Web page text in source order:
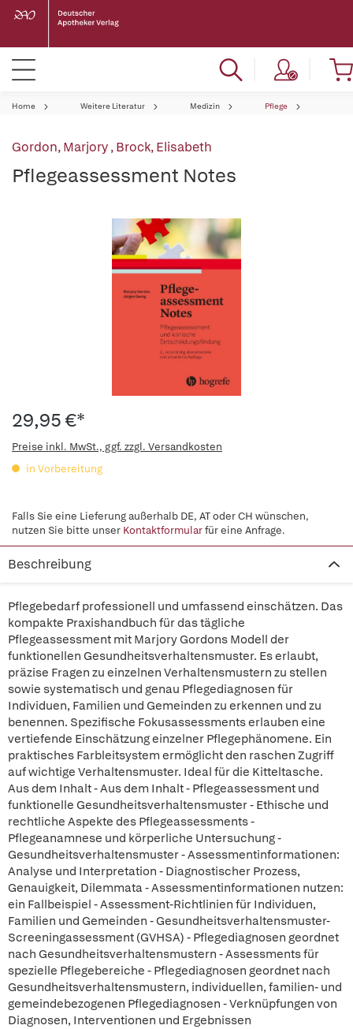
Home Weitere Literatur Medizin Pflege
Gordon, Marjory,Brock, Elisabeth
Pflegeassessment Notes
29,95 €*
Preise inkl. MwSt., ggf. zzgl. Versandkosten
in Vorbereitung
Falls Sie eine Lieferung außerhalb DE, AT oder CH wünschen,
nutzen Sie bitte unser Kontaktformularfür eine Anfrage.
Beschreibung
Pflegebedarf professionell und umfassend einschätzen. Das
kompakte Praxishandbuch für das tägliche
Pflegeassessment mit Marjory Gordons Modell der
funktionellen Gesundheitsverhaltensmuster. Es erlaubt,
präzise Fragen zu einzelnen Verhaltensmustern zu stellen
sowie systematisch und genau Pflegediagnosen für
Individuen, Familien und Gemeinden zu erkennen und zu
benennen. Spezifische Fokusassessments erlauben eine
vertiefende Einschätzung einzelner Pflegephänomene. Ein
praktisches Farbleitsystem ermöglicht den raschen Zugriff
auf wichtige Verhaltensmuster. Ideal für die Kitteltasche.
Aus dem Inhalt - Aus dem Inhalt - Pflegeassessment und
funktionelle Gesundheitsverhaltensmuster - Ethische und
rechtliche Aspekte des Pflegeassessments -
Pflegeanamnese und körperliche Untersuchung -
Gesundheitsverhaltensmuster - Assessmentinformationen:
Analyse und Interpretation - Diagnostischer Prozess,
Genauigkeit, Dilemmata - Assessmentinformationen nutzen:
ein Fallbeispiel - Assessment-Richtlinien für Individuen,
Familien und Gemeinden - Gesundheitsverhaltensmuster-
Screeningassessment (GVHSA) - Pflegediagnosen geordnet
nach Gesundheitsverhaltensmustern - Assessments für
spezielle Pflegebereiche - Pflegediagnosen geordnet nach
Gesundheitsverhaltensmustern, individuellen, familien- und
gemeindebezogenen Pflegediagnosen - Verknüpfungen von
Diagnosen, Interventionen und Ergebnissen